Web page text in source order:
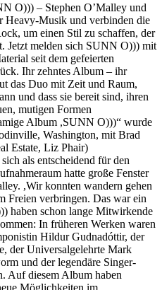
O))) – Stephen O’Malley und
Heavy-Musik und verbinden die
um einen Stil zu schaffen, der
Jetzt melden sich SUNN O))) mit
seit dem gefeierten
Ihr zehntes Album – ihr
das Duo mit Zeit und Raum,
und dass sie bereit sind, ihren
mutigen Formen
Album ,SUNN O)))“ wurde
Washington, mit Brad
Estate, Liz Phair)
als entscheidend für den
hatte große Fenster
,Wir konnten wandern gehen
Freien verbringen. Das war ein
haben schon lange Mitwirkende
In früheren Werken waren
Hildur Gudnadóttir, der
der Universalgelehrte Mark
und der legendäre Singer-
Auf diesem Album haben
Möglichkeiten im